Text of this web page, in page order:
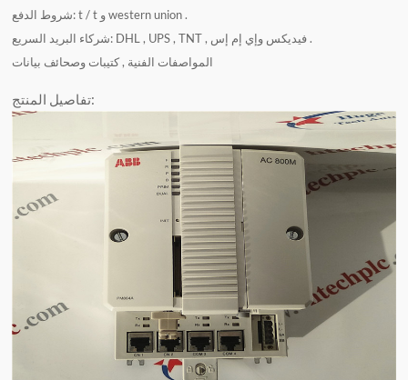
شروط الدفع: t / t و western union .
شركاء البريد السريع: DHL , UPS , TNT , فيديكس وإي إم إس .
المواصفات الفنية , كتيبات وصحائف بيانات
تفاصيل المنتج: